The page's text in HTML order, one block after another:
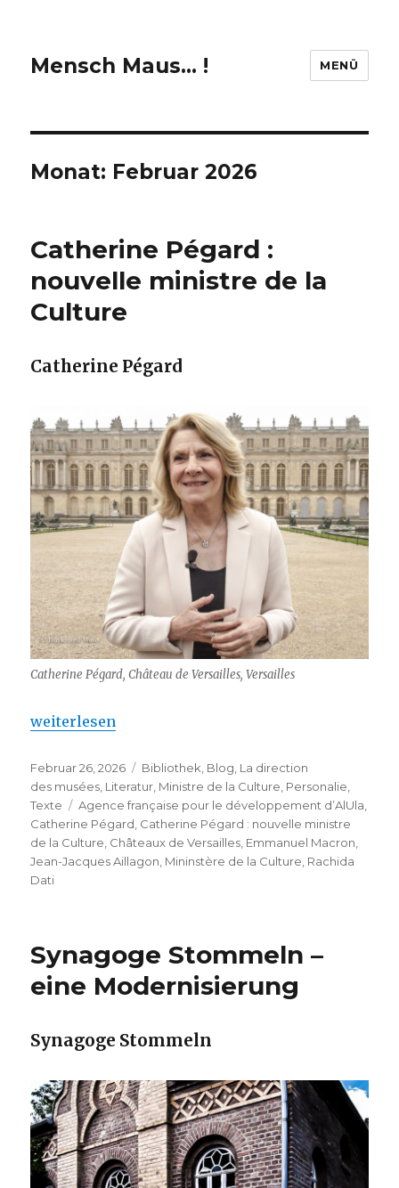
Mensch Maus… ! MENÜ
Monat: Februar 2026
Catherine Pégard :
nouvelle ministre de la
Culture
Catherine Pégard
Catherine Pégard, Château de Versailles, Versailles
„Catherine Pégard : nouvelle ministre de la
weiterlesen
Veröffentlicht
am
Februar 26, 2026 Kategorien
Bibliothek, Blog, La direction
des musées, Literatur, Ministre de la Culture, Personalie,
Texte
Schlagwörter
Agence française pour le développement d’AlUla,
Catherine Pégard, Catherine Pégard : nouvelle ministre
de la Culture, Châteaux de Versailles, Emmanuel Macron,
Jean-Jacques Aillagon, Mininstère de la Culture, Rachida
Dati
Synagoge Stommeln –
eine Modernisierung
Synagoge Stommeln